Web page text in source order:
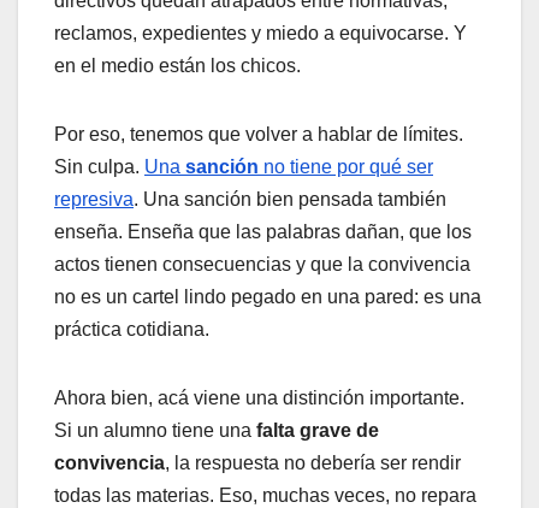
reclamos, expedientes y miedo a equivocarse. Y
en el medio están los chicos.
Por eso, tenemos que volver a hablar de límites.
Sin culpa. Una sanción no tiene por qué ser
represiva. Una sanción bien pensada también
enseña. Enseña que las palabras dañan, que los
actos tienen consecuencias y que la convivencia
no es un cartel lindo pegado en una pared: es una
práctica cotidiana.
Ahora bien, acá viene una distinción importante.
Si un alumno tiene una falta grave de
convivencia, la respuesta no debería ser rendir
todas las materias. Eso, muchas veces, no repara